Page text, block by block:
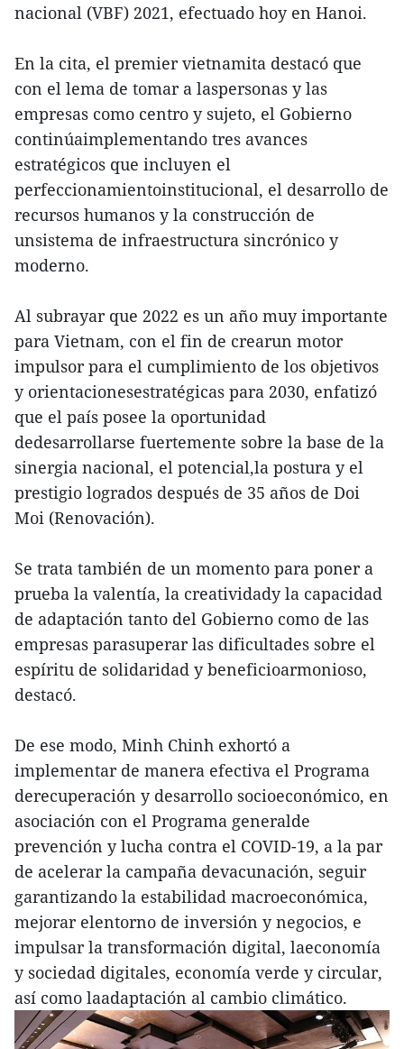
nacional (VBF) 2021, efectuado hoy en Hanoi.
En la cita, el premier vietnamita destacó que
con el lema de tomar a laspersonas y las
empresas como centro y sujeto, el Gobierno
continúaimplementando tres avances
estratégicos que incluyen el
perfeccionamientoinstitucional, el desarrollo de
recursos humanos y la construcción de
unsistema de infraestructura sincrónico y
moderno.
Al subrayar que 2022 es un año muy importante
para Vietnam, con el fin de crearun motor
impulsor para el cumplimiento de los objetivos
y orientacionesestratégicas para 2030, enfatizó
que el país posee la oportunidad
dedesarrollarse fuertemente sobre la base de la
sinergia nacional, el potencial,la postura y el
prestigio logrados después de 35 años de Doi
Moi (Renovación).
Se trata también de un momento para poner a
prueba la valentía, la creatividady la capacidad
de adaptación tanto del Gobierno como de las
empresas parasuperar las dificultades sobre el
espíritu de solidaridad y beneficioarmonioso,
destacó.
De ese modo, Minh Chinh exhortó a
implementar de manera efectiva el Programa
derecuperación y desarrollo socioeconómico, en
asociación con el Programa generalde
prevención y lucha contra el COVID-19, a la par
de acelerar la campaña devacunación, seguir
garantizando la estabilidad macroeconómica,
mejorar elentorno de inversión y negocios, e
impulsar la transformación digital, laeconomía
y sociedad digitales, economía verde y circular,
así como laadaptación al cambio climático.